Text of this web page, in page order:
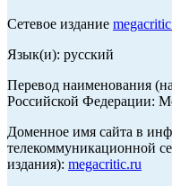
Сетевое издание
Язык(и): русский
Перевод наименования
Российской Федерации:
Доменное имя сайта в
телекоммуникационной
издания): megacritic.ru